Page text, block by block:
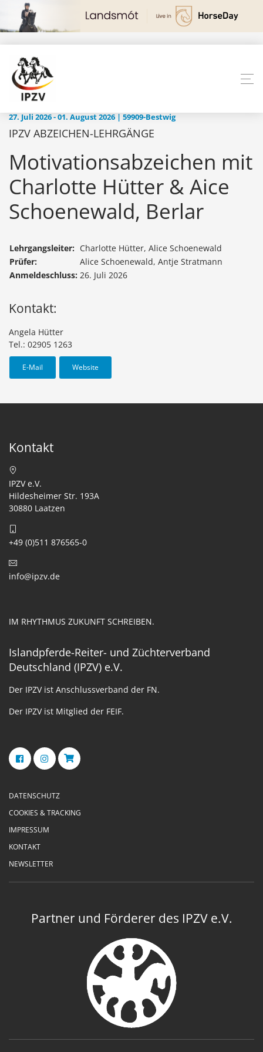
27. Juli 2026 - 01. August 2026 | 59909-Bestwig
IPZV ABZEICHEN-LEHRGÄNGE
Motivationsabzeichen mit
Charlotte Hütter & Aice
Schoenewald, Berlar
Lehrgangsleiter: Charlotte Hütter, Alice Schoenewald
Prüfer:
Alice Schoenewald, Antje Stratmann
Anmeldeschluss: 26. Juli 2026
Kontakt:
Angela Hütter
Tel.: 02905 1263
E-Mail Website
Kontakt
IPZV e.V.
Hildesheimer Str. 193A
30880 Laatzen
+49 (0)511 876565-0
info@ipzv.de
IM RHYTHMUS ZUKUNFT SCHREIBEN.
Islandpferde-Reiter- und Züchterverband
Deutschland (IPZV) e.V.
Der IPZV ist Anschlussverband der FN.
Der IPZV ist Mitglied der FEIF.
DATENSCHUTZ
COOKIES & TRACKING
IMPRESSUM
KONTAKT
NEWSLETTER
Partner und Förderer des IPZV e.V.